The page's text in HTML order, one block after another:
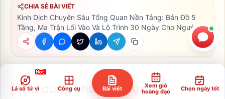
CHIA SẺ BÀI VIẾT
Kinh Dịch Chuyên Sâu Tổng Quan Nền Tảng: Bản Đồ 5
Tầng, Ma Trận Lối Vào Và Lộ Trình 30 Ngày Cho Người
Mới
Tin cùng chuyên mục
Lá số tử vi Công cụ Bài viết
Xem giờ
hoàng đạo
Chọn ngày tốt